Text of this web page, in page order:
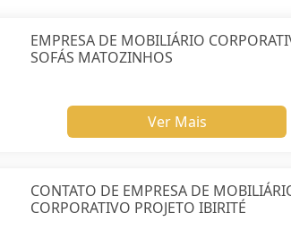
EMPRESA DE MOBILIÁRIO
SOFÁS MATOZINHOS
Ver Mais
CONTATO DE EMPRESA DE
CORPORATIVO PROJETO IBIRITÉ